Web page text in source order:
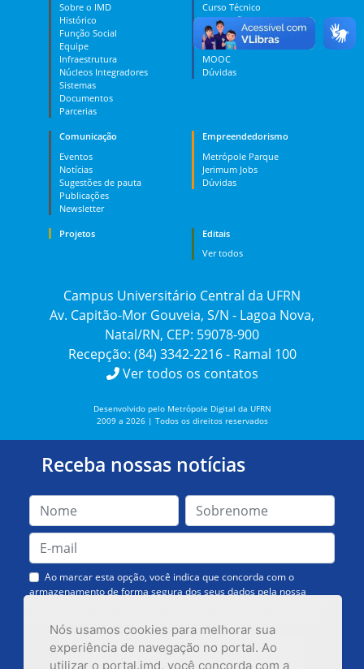
Nós usamos cookies para melhorar sua
experiência de navegação no portal. Ao
utilizar o portal.imd, você concorda com a
Sobre o IMD
Histórico
Função Social
Equipe
Infraestrutura
Núcleos Integradores
Sistemas
Documentos
Parcerias
Curso Técnico
Graduação
Pós-graduação
PES
MOOC
Dúvidas
Comunicação
Eventos
Notícias
Sugestões de pauta
Publicações
Newsletter
Empreendedorismo
Metrópole Parque
Jerimum Jobs
Dúvidas
Projetos
Editais
Ver todos
Campus Universitário Central da UFRN
Av. Capitão-Mor Gouveia, S/N - Lagoa Nova,
Natal/RN, CEP: 59078-900
Recepção: (84) 3342-2216 - Ramal 100
Ver todos os contatos
Desenvolvido pelo Metrópole Digital da UFRN
2009 a 2026 | Todos os direitos reservados
Receba nossas notícias
Ao marcar esta opção, você indica que concorda com o
armazenamento de forma segura dos seus dados pela nossa